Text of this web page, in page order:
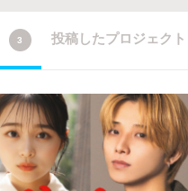
3 投稿したプロジェクト